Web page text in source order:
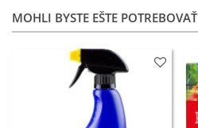
MOHLI BYSTE EŠTE POTREBOVAŤ